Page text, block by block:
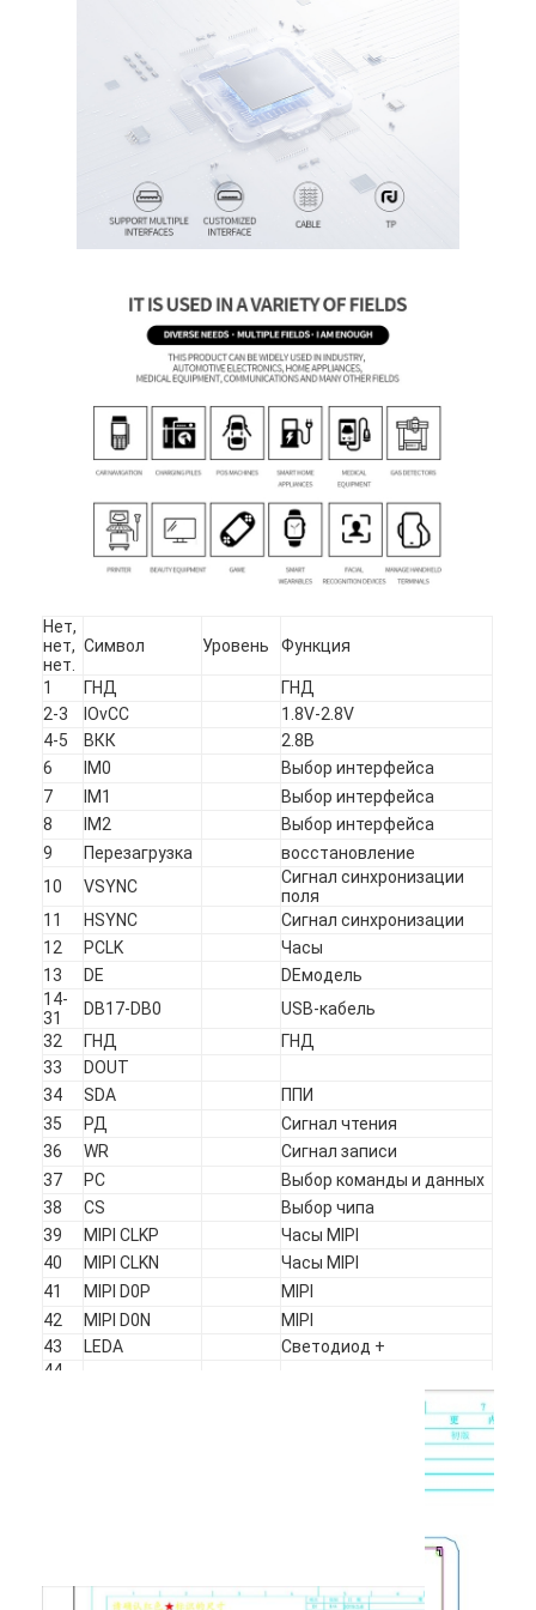
Экскурсия по заводу
Контроль качества
Свяжитесь с нами
Новости
Запросите цитату
Дисплей TFT LCD
IPS дисплея TFT LCD
квадратный ЖК-дисплей
дисплей Epaper E-чернил
TFT LCD емкостный сенсорный экран
Резистивный сенсорный экран TFT LCD
Дисплей PMoled
TF TFT ЖК-дисплей
Радиочастотный TFT LCD дисплей
Промышленный монитор LCD
amoled дисплей
Нет,
нет,
нет.
Символ Уровень Функция
1 ГНД
ГНД
2-3
IOvCC
1.8V-2.8V
4-5
ВКК
2.8В
6
IM0
Выбор интерфейса
7
IM1
Выбор интерфейса
8
IM2
Выбор интерфейса
9
Перезагрузка
восстановление
10
VSYNC
Сигнал синхронизации
поля
11
HSYNC
Сигнал синхронизации
12
PCLK
Часы
13
DE
DEмодель
14-
31
DB17-DB0
USB-кабель
32
ГНД
ГНД
33
DOUT
34
SDA
ППИ
35
РД
Сигнал чтения
36
WR
Сигнал записи
37
РС
Выбор команды и данных
38
CS
Выбор чипа
39
MIPI CLKP
Часы MIPI
40
MIPI CLKN
Часы MIPI
41
MIPI D0P
MIPI
42
MIPI D0N
MIPI
43
LEDA
Светодиод +
44-